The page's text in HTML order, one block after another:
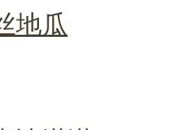
地瓜